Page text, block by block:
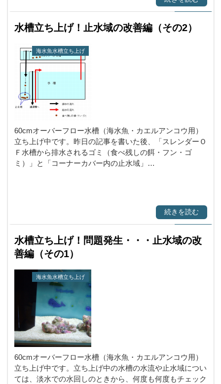
水槽立ち上げ！止水域の改善編（その2）
海水魚水槽立ち上げ
60cmオーバーフロー水槽（海水魚・カエルアンコウ用）
立ち上げ中です。昨日の記事を書いた後、「スレンダーＯ
Ｆ水槽から排水されるゴミ（食べ残しの餌・フン・ゴ
ミ）」と「コーナーカバー内の止水域」…
続きを読む
水槽立ち上げ！問題発生・・・止水域の改
善編（その1）
海水魚水槽立ち上げ
60cmオーバーフロー水槽（海水魚・カエルアンコウ用）
立ち上げ中です。立ち上げ中の水槽の水流や止水域につい
ては、淡水での水回しのときから、何度も何度もチェック